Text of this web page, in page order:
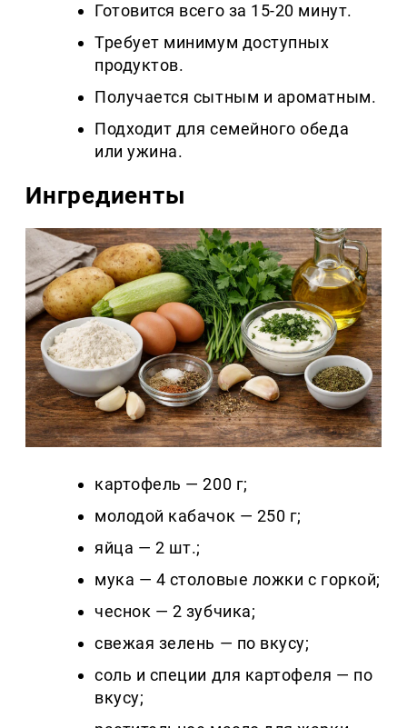
Готовится всего за 15-20 минут.
Требует минимум доступных
продуктов.
Получается сытным и ароматным.
Подходит для семейного обеда
или ужина.
Ингредиенты
картофель — 200 г;
молодой кабачок — 250 г;
яйца — 2 шт.;
мука — 4 столовые ложки с горкой;
чеснок — 2 зубчика;
свежая зелень — по вкусу;
соль и специи для картофеля — по
вкусу;